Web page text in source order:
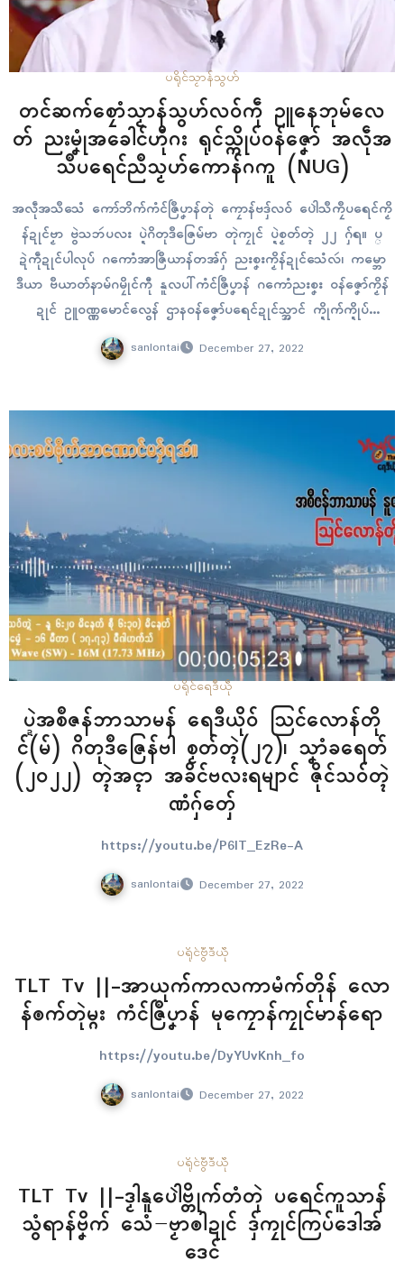
ပရိုၚ်သၟာန်သွဟ်
တၚ်ဆက်စၠောံသၟာန်သွဟ်လဝ်ကဵု ဥူနေဘုမ်လေ
တ် ညးမၞုံအခေါၚ်ဟီုဂး ရုၚ်သ္ကိုပ်ဝန်ဇၞော် အလဵုအ
သဳပရေၚ်ညဳသၟဟ်ကောန်ဂကူ (NUG)
အလဵုအသဳသေံ ကော်ဘိက်ကံၚ်ဇြဳပၞာန်တုဲ ကၠောန်ဗဒှ်လဝ် ပေါဲသဳကၠဳပရေၚ်ကၟိ
န်ဍုၚ်ဗၟာ ဗွဲသဘဴပလး ပ္ဍဲဂိတုဒဳဇြေမ်ဗာ တုဲကၠုၚ် ပ္ဍဲစၟတ်တ္ၚဲ ၂၂ ဂှ်ရ။ ပ္
ဍဲကဵုဍုၚ်ပါလုပ် ဂကောံအာဇြဳယာန်တအ်ဂှ် ညးစၞးကၟိန်ဍုၚ်သေံလဴ၊ ကမ္ဘော
ဒဳယာ ဗဳယာတ်နာမ်ဂမၠိုၚ်ကီု နူလပါ်ကံၚ်ဇြဳပၞာန် ဂကောံညးစၞး ဝန်ဇၞော်ကၟိန်
ဍုၚ် ဥူဝဏ္ဏမောၚ်လွေန် ဌာနဝန်ဇၞော်ပရေၚ်ဍုၚ်သ္အာၚ် က္ဍိုက်က္ဍိုပ်
လဝ်က္ဍိုပ်ကီု တိုန်စိုပ်လဝ်ရ။ ဆဂးဂှ်လေဝ် ညးစၞးကၟိန်ဍုၚ်အေန်ဒေါနဳယှာ၊
မလေယှာ၊ သေၚ်္ကာပေါဝ် ဖိလေတ်ပိုၚ် မဒှ်ကၟိန်ဍုၚ် လုပ်ဂကောံအာဇြဳယာန်
sanlontai December 27, 2022
ပရိုၚ်ရေဒဳယဵု
ပ္ဍဲအစဳဇန်ဘာသာမန် ရေဒဳယိုဝ် ဩၚ်လောန်တို
ၚ်(မ်) ဂိတုဒဳဇြေန်ဗါ စၟတ်တ္ၚဲ(၂၇)၊ သၞာံခရေတ်
(၂၀၂၂) တ္ၚဲအၚာ အခိၚ်ဗလးရမျာၚ် ဇိုၚ်သဝ်တ္ၚဲ
ဏံဂှ်တှ်ေ
https://youtu.be/P6IT_EzRe-A
sanlontai December 27, 2022
ပရိုၚ်ဗွဳဒဳယဵု
TLT Tv ||-အာယုက်ကာလကာမံက်တိုန် လော
န်ၜက်တုဲမ္ဂး ကံၚ်ဇြဳပၞာန် မုကၠောန်ကၠုၚ်မာန်ရော
https://youtu.be/DyYUvKnh_fo
sanlontai December 27, 2022
ပရိုၚ်ဗွဳဒဳယဵု
TLT Tv ||-ဒၟါနူပေါဲဗ္တိုက်တံတုဲ ပရေၚ်ကူသာန်
သွံရာန်ဗၞိက် သေံ−ဗၟာၜါဍုၚ် ဒှ်ကၠုၚ်ကြပ်ဒေါအ်
ဒေၚ်